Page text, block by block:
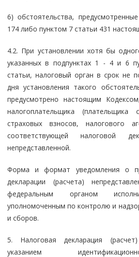
6) обстоятельства,
174 либо пунктом 7 статьи 431
4.2. При установлении хотя бы
указанных в подпунктах 1 - 4 и 6
статьи, налоговый орган в срок не
дня установления такого
предусмотрено настоящим
налогоплательщика (плательщика
страховых взносов, налогового
соответствующей налоговой
непредставленной.
Форма и формат уведомления о
декларации (расчета)
федеральным органом
уполномоченным по контролю и
и сборов.
5. Налоговая декларация
указанием